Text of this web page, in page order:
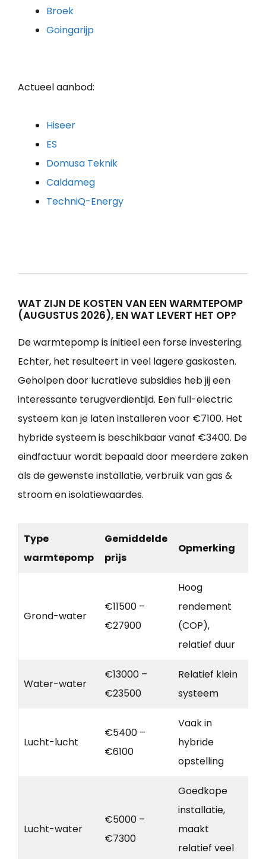
Broek
Goingarijp
Actueel aanbod:
Hiseer
ES
Domusa Teknik
Caldameg
TechniQ-Energy
WAT ZIJN DE KOSTEN VAN EEN WARMTEPOMP
(AUGUSTUS 2026), EN WAT LEVERT HET OP?
De warmtepomp is initieel een forse investering.
Echter, het resulteert in veel lagere gaskosten.
Geholpen door lucratieve subsidies heb jij een
interessante terugverdientijd. Een full-electric
systeem kan je laten installeren voor €7100. Het
hybride systeem is beschikbaar vanaf €3400. De
eindfactuur wordt bepaald door meerdere zaken
als de gewenste installatie, verbruik van gas &
stroom en isolatiewaardes.
Type
warmtepomp
Gemiddelde
prijs
Opmerking
Grond-water
€11500 –
€27900
Hoog
rendement
(COP),
relatief duur
Water-water
€13000 –
€23500
Relatief klein
systeem
Lucht-lucht
€5400 –
€6100
Vaak in
hybride
opstelling
Lucht-water
€5000 –
€7300
Goedkope
installatie,
maakt
relatief veel